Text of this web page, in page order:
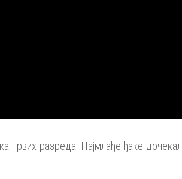
првих разреда. Најмлађе ђаке